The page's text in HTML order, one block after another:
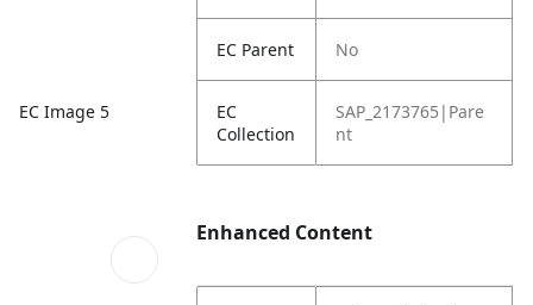
EC Image 5
EC Parent No
EC
Collection
SAP_2173765|Pare
nt
Enhanced Content